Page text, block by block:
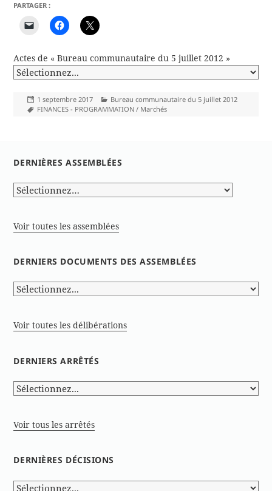
PARTAGER :
Actes de « Bureau communautaire du 5 juillet 2012 »
Publié
le
1 septembre 2017 Catégories
Bureau communautaire du 5 juillet 2012
Mots-
FINANCES - PROGRAMMATION / Marchés
DERNIÈRES ASSEMBLÉES
Voir toutes les assemblées
DERNIERS DOCUMENTS DES ASSEMBLÉES
Voir toutes les délibérations
DERNIERS ARRÊTÉS
Voir tous les arrêtés
DERNIÈRES DÉCISIONS